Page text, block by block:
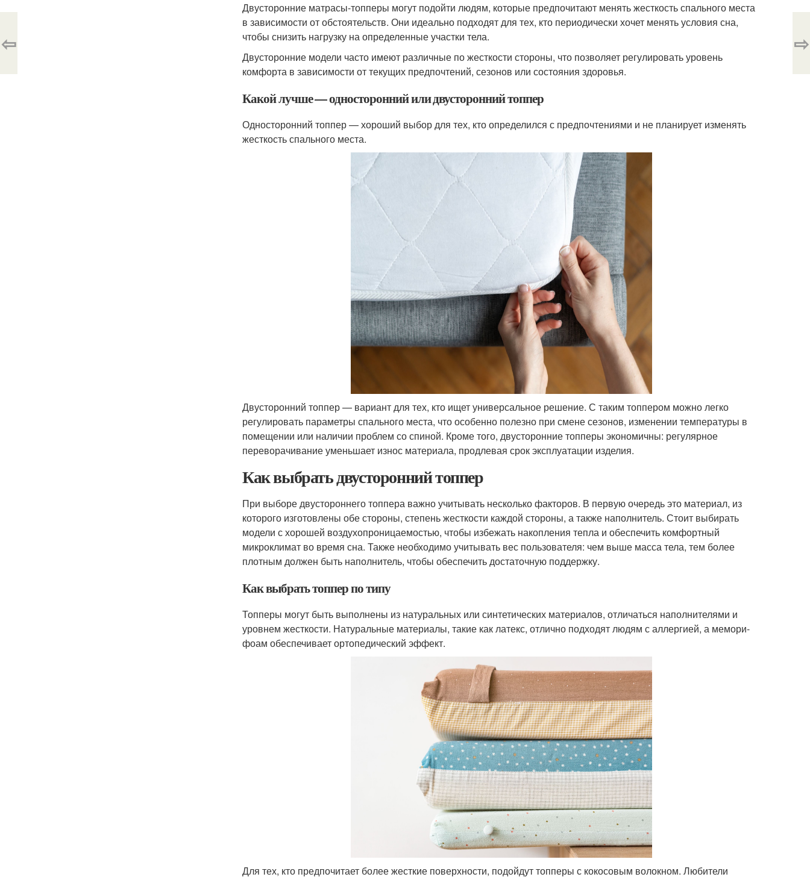
Двусторонние матрасы-топперы могут подойти людям, которые предпочитают менять жесткость спального места
в зависимости от обстоятельств. Они идеально подходят для тех, кто периодически хочет менять условия сна,
чтобы снизить нагрузку на определенные участки тела.
Двусторонние модели часто имеют различные по жесткости стороны, что позволяет регулировать уровень
комфорта в зависимости от текущих предпочтений, сезонов или состояния здоровья.
Какой лучше — односторонний или двусторонний топпер
Односторонний топпер — хороший выбор для тех, кто определился с предпочтениями и не планирует изменять
жесткость спального места.
Двусторонний топпер — вариант для тех, кто ищет универсальное решение. С таким топпером можно легко
регулировать параметры спального места, что особенно полезно при смене сезонов, изменении температуры в
помещении или наличии проблем со спиной. Кроме того, двусторонние топперы экономичны: регулярное
переворачивание уменьшает износ материала, продлевая срок эксплуатации изделия.
Как выбрать двусторонний топпер
При выборе двустороннего топпера важно учитывать несколько факторов. В первую очередь это материал, из
которого изготовлены обе стороны, степень жесткости каждой стороны, а также наполнитель. Стоит выбирать
модели с хорошей воздухопроницаемостью, чтобы избежать накопления тепла и обеспечить комфортный
микроклимат во время сна. Также необходимо учитывать вес пользователя: чем выше масса тела, тем более
плотным должен быть наполнитель, чтобы обеспечить достаточную поддержку.
Как выбрать топпер по типу
Топперы могут быть выполнены из натуральных или синтетических материалов, отличаться наполнителями и
уровнем жесткости. Натуральные материалы, такие как латекс, отлично подходят людям с аллергией, а мемори-
фоам обеспечивает ортопедический эффект.
Для тех, кто предпочитает более жесткие поверхности, подойдут топперы с кокосовым волокном. Любители
⇦ ⇨